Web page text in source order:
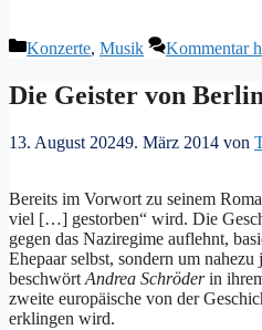
Kategorien
Konzerte, Musik Kommentar
Die Geister von
13. August 20249. März 2014 von
Bereits im Vorwort zu seinem
viel […] gestorben“ wird. Die
gegen das Naziregime auflehnt,
Ehepaar selbst, sondern um
beschwört Andrea Schröderin
zweite europäische von der
erklingen wird.